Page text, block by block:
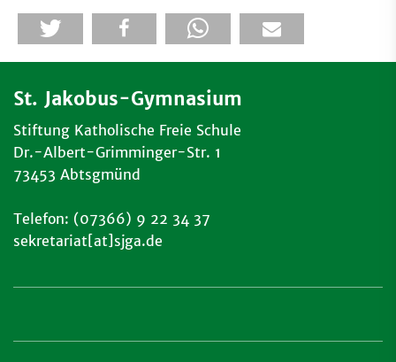
St. Jakobus-Gymnasium
Stiftung Katholische Freie Schule
Dr.-Albert-Grimminger-Str. 1
73453 Abtsgmünd
Telefon: (07366) 9 22 34 37
sekretariat[at]sjga.de